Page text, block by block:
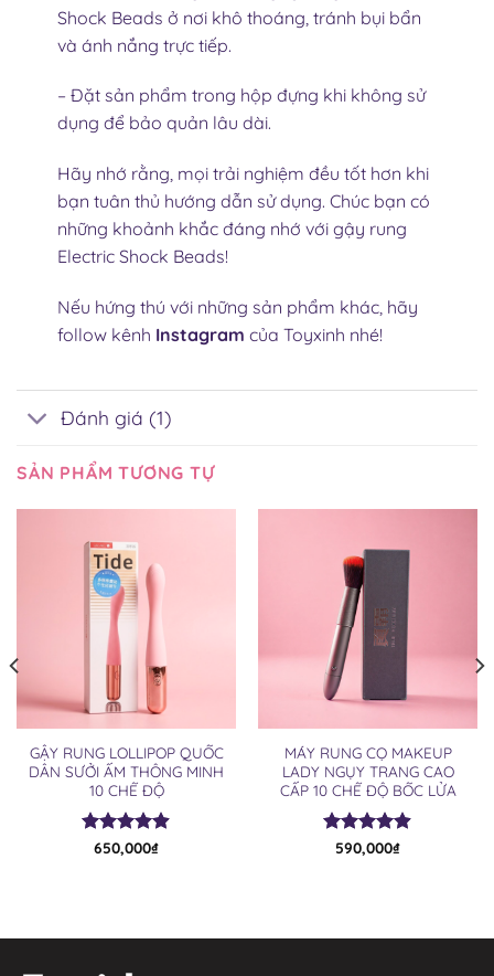
Shock Beads ở nơi khô thoáng, tránh bụi bẩn
và ánh nắng trực tiếp.
– Đặt sản phẩm trong hộp đựng khi không sử
dụng để bảo quản lâu dài.
Hãy nhớ rằng, mọi trải nghiệm đều tốt hơn khi
bạn tuân thủ hướng dẫn sử dụng. Chúc bạn có
những khoảnh khắc đáng nhớ với gậy rung
Electric Shock Beads!
Nếu hứng thú với những sản phẩm khác, hãy
follow kênh Instagram của Toyxinh nhé!
Đánh giá (1)
SẢN PHẨM TƯƠNG TỰ
GẬY RUNG LOLLIPOP QUỐC
DÂN SƯỞI ẤM THÔNG MINH
10 CHẾ ĐỘ
Được xếp
650,000₫
MÁY RUNG CỌ MAKEUP
LADY NGỤY TRANG CAO
CẤP 10 CHẾ ĐỘ BỐC LỬA
Được xếp
590,000₫